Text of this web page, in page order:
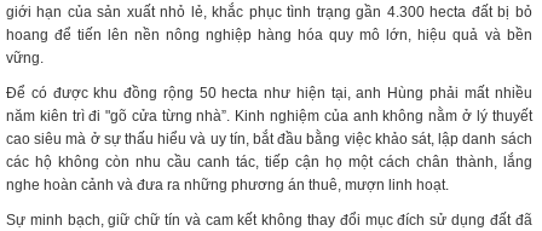
giới hạn của sản xuất nhỏ lẻ, khắc phục tình trạng gần 4.300 hecta đất bị bỏ
hoang để tiến lên nền nông nghiệp hàng hóa quy mô lớn, hiệu quả và bền
vững.
Để có được khu đồng rộng 50 hecta như hiện tại, anh Hùng phải mất nhiều
năm kiên trì đi "gõ cửa từng nhà”. Kinh nghiệm của anh không nằm ở lý thuyết
cao siêu mà ở sự thấu hiểu và uy tín, bắt đầu bằng việc khảo sát, lập danh sách
các hộ không còn nhu cầu canh tác, tiếp cận họ một cách chân thành, lắng
nghe hoàn cảnh và đưa ra những phương án thuê, mượn linh hoạt.
Sự minh bạch, giữ chữ tín và cam kết không thay đổi mục đích sử dụng đất đã